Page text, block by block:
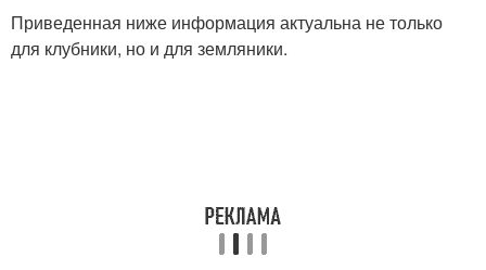
Приведенная ниже информация актуальна не только
для клубники, но и для земляники.